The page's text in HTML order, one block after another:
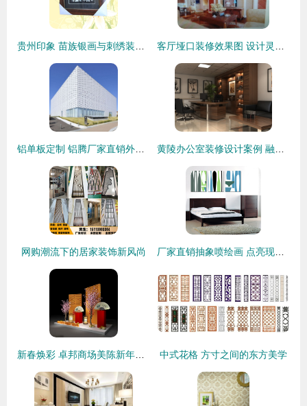
网购潮流下的居家装饰新风尚
中式花格 方寸之间的东方美学